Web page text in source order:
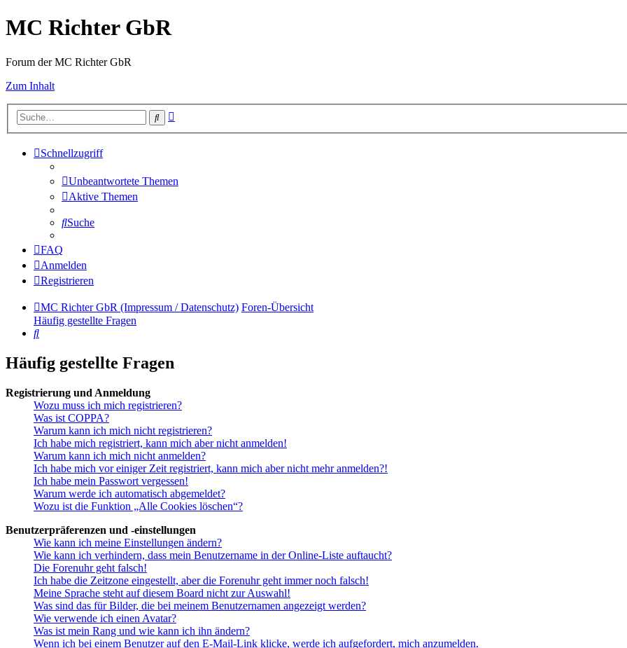
MC Richter GbR
Forum der MC Richter GbR
Zum Inhalt
Suche
Schnellzugriff
Unbeantwortete Themen
Aktive Themen
Suche
FAQ
Anmelden
Registrieren
MC Richter GbR (Impressum / Datenschutz) Foren-Übersicht
Häufig gestellte Fragen
Suche
Häufig gestellte Fragen
Registrierung und Anmeldung
Wozu muss ich mich registrieren?
Was ist COPPA?
Warum kann ich mich nicht registrieren?
Ich habe mich registriert, kann mich aber nicht anmelden!
Warum kann ich mich nicht anmelden?
Ich habe mich vor einiger Zeit registriert, kann mich aber nicht mehr anmelden?!
Ich habe mein Passwort vergessen!
Warum werde ich automatisch abgemeldet?
Wozu ist die Funktion „Alle Cookies löschen“?
Benutzerpräferenzen und -einstellungen
Wie kann ich meine Einstellungen ändern?
Wie kann ich verhindern, dass mein Benutzername in der Online-Liste auftaucht?
Die Forenuhr geht falsch!
Ich habe die Zeitzone eingestellt, aber die Forenuhr geht immer noch falsch!
Meine Sprache steht auf diesem Board nicht zur Auswahl!
Was sind das für Bilder, die bei meinem Benutzernamen angezeigt werden?
Wie verwende ich einen Avatar?
Was ist mein Rang und wie kann ich ihn ändern?
Wenn ich bei einem Benutzer auf den E-Mail-Link klicke, werde ich aufgefordert, mich anzumelden.